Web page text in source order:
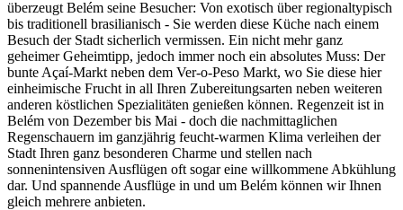
überzeugt Belém seine Besucher: Von exotisch über regionaltypisch
bis traditionell brasilianisch - Sie werden diese Küche nach einem
Besuch der Stadt sicherlich vermissen. Ein nicht mehr ganz
geheimer Geheimtipp, jedoch immer noch ein absolutes Muss: Der
bunte Açaí-Markt neben dem Ver-o-Peso Markt, wo Sie diese hier
einheimische Frucht in all Ihren Zubereitungsarten neben weiteren
anderen köstlichen Spezialitäten genießen können. Regenzeit ist in
Belém von Dezember bis Mai - doch die nachmittaglichen
Regenschauern im ganzjährig feucht-warmen Klima verleihen der
Stadt Ihren ganz besonderen Charme und stellen nach
sonnenintensiven Ausflügen oft sogar eine willkommene Abkühlung
dar. Und spannende Ausflüge in und um Belém können wir Ihnen
gleich mehrere anbieten.